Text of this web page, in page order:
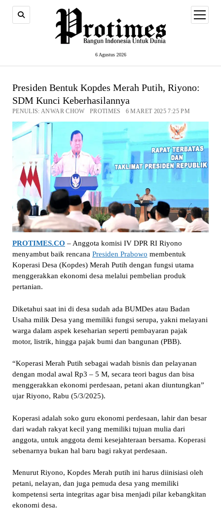
6 Agustus 2026
open
menu
Presiden Bentuk Kopdes Merah Putih, Riyono:
SDM Kunci Keberhasilannya
PENULIS: ANWAR CHOW PROTIMES 6 MARET 2025 7:25 PM
PROTIMES.CO – Anggota komisi IV DPR RI Riyono
menyambut baik rencana Presiden Prabowo membentuk
Koperasi Desa (Kopdes) Merah Putih dengan fungsi utama
menggerakkan ekonomi desa melalui pembelian produk
pertanian.
Diketahui saat ini di desa sudah ada BUMDes atau Badan
Usaha milik Desa yang memiliki fungsi serupa, yakni melayani
warga dalam aspek keseharian seperti pembayaran pajak
motor, listrik, hingga pajak bumi dan bangunan (PBB).
“Koperasi Merah Putih sebagai wadah bisnis dan pelayanan
dengan modal awal Rp3 – 5 M, secara teori bagus dan bisa
menggerakkan ekonomi perdesaan, petani akan diuntungkan”
ujar Riyono, Rabu (5/3/2025).
Koperasi adalah soko guru ekonomi perdesaan, lahir dan besar
dari wadah rakyat kecil yang memiliki tujuan mulia dari
anggota, untuk anggota demi kesejahteraan bersama. Koperasi
sebenarnya bukan hal baru bagi rakyat perdesaan.
Menurut Riyono, Kopdes Merah putih ini harus diinisiasi oleh
petani, nelayan, dan juga pemuda desa yang memiliki
kompetensi serta integritas agar bisa menjadi pilar kebangkitan
ekonomi desa.